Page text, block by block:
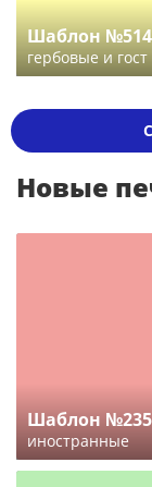
Шаблон №514
гербовые и гост
Новые
Шаблон
иностранные